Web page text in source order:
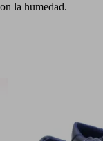
la humedad.